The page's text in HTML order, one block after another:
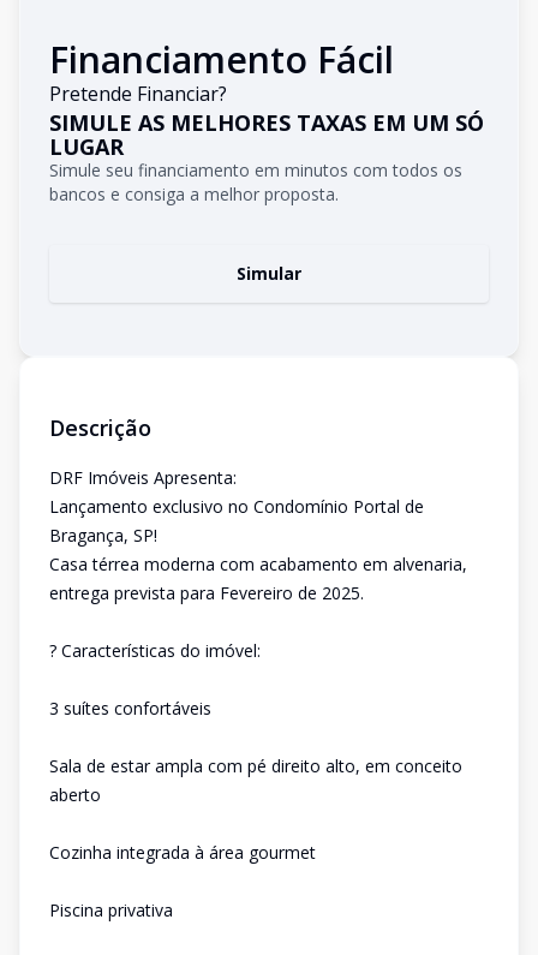
Financiamento Fácil
Pretende Financiar?
SIMULE AS MELHORES TAXAS EM UM SÓ
LUGAR
Simule seu financiamento em minutos com todos os
bancos e consiga a melhor proposta.
Simular
Descrição
DRF Imóveis Apresenta:
Lançamento exclusivo no Condomínio Portal de
Bragança, SP!
Casa térrea moderna com acabamento em alvenaria,
entrega prevista para Fevereiro de 2025.
? Características do imóvel:
3 suítes confortáveis
Sala de estar ampla com pé direito alto, em conceito
aberto
Cozinha integrada à área gourmet
Piscina privativa